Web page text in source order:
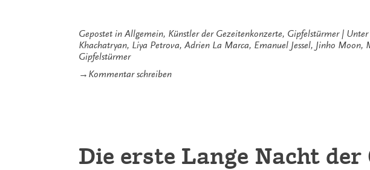
Gepostet in Allgemein, Künstler der Gezeitenkonzerte, Gipfelstürmer
Khachatryan, Liya Petrova, Adrien La Marca, Emanuel Jessel, Jinho Moon,
Gipfelstürmer
→ Kommentar schreibenzu
Die erste Lange Nacht